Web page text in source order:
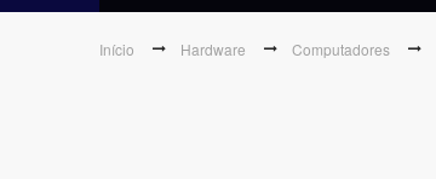
Início Hardware Computadores